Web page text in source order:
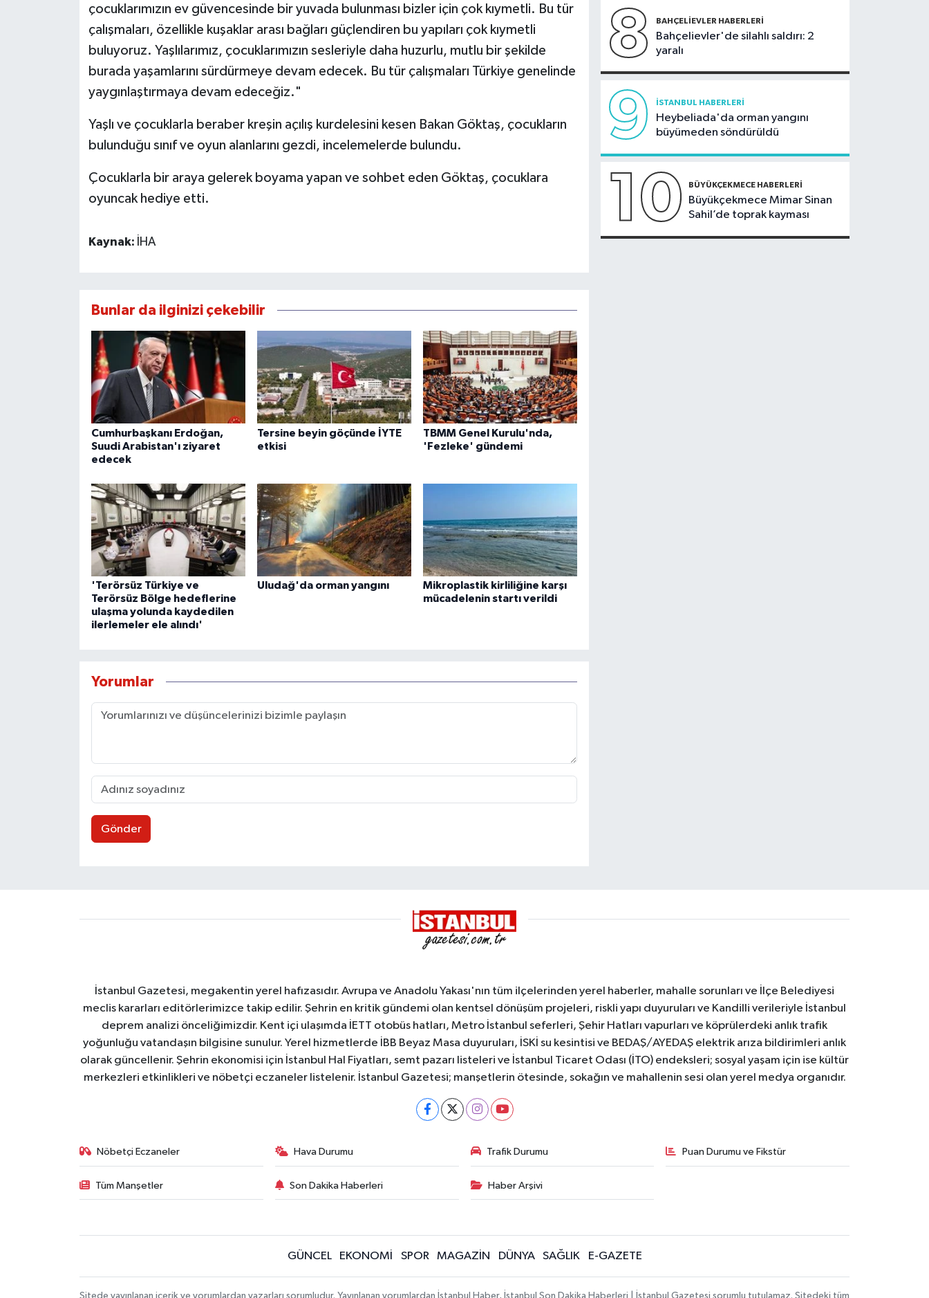
çocuklarımızın ev güvencesinde bir yuvada bulunması bizler için çok kıymetli. Bu tür
çalışmaları, özellikle kuşaklar arası bağları güçlendiren bu yapıları çok kıymetli
buluyoruz. Yaşlılarımız, çocuklarımızın sesleriyle daha huzurlu, mutlu bir şekilde
burada yaşamlarını sürdürmeye devam edecek. Bu tür çalışmaları Türkiye genelinde
yaygınlaştırmaya devam edeceğiz."
Yaşlı ve çocuklarla beraber kreşin açılış kurdelesini kesen Bakan Göktaş, çocukların
bulunduğu sınıf ve oyun alanlarını gezdi, incelemelerde bulundu.
Çocuklarla bir araya gelerek boyama yapan ve sohbet eden Göktaş, çocuklara
oyuncak hediye etti.
Kaynak: İHA
Bunlar da ilginizi çekebilir
Cumhurbaşkanı Erdoğan,
Suudi Arabistan'ı ziyaret
edecek
Tersine beyin göçünde İYTE
etkisi
TBMM Genel Kurulu'nda,
'Fezleke' gündemi
'Terörsüz Türkiye ve
Terörsüz Bölge hedeflerine
ulaşma yolunda kaydedilen
ilerlemeler ele alındı'
Uludağ'da orman yangını
Mikroplastik kirliliğine karşı
mücadelenin startı verildi
Yorumlar
Gönder
8 BAHÇELIEVLER HABERLERI
Bahçelievler'de silahlı saldırı: 2
yaralı
9 İSTANBUL HABERLERI
Heybeliada'da orman yangını
büyümeden söndürüldü
10 BÜYÜKÇEKMECE HABERLERI
Büyükçekmece Mimar Sinan
Sahil’de toprak kayması
İstanbul Gazetesi, megakentin yerel hafızasıdır. Avrupa ve Anadolu Yakası'nın tüm ilçelerinden yerel haberler, mahalle sorunları ve İlçe Belediyesi
meclis kararları editörlerimizce takip edilir. Şehrin en kritik gündemi olan kentsel dönüşüm projeleri, riskli yapı duyuruları ve Kandilli verileriyle İstanbul
deprem analizi önceliğimizdir. Kent içi ulaşımda İETT otobüs hatları, Metro İstanbul seferleri, Şehir Hatları vapurları ve köprülerdeki anlık trafik
yoğunluğu vatandaşın bilgisine sunulur. Yerel hizmetlerde İBB Beyaz Masa duyuruları, İSKİ su kesintisi ve BEDAŞ/AYEDAŞ elektrik arıza bildirimleri anlık
olarak güncellenir. Şehrin ekonomisi için İstanbul Hal Fiyatları, semt pazarı listeleri ve İstanbul Ticaret Odası (İTO) endeksleri; sosyal yaşam için ise kültür
merkezleri etkinlikleri ve nöbetçi eczaneler listelenir. İstanbul Gazetesi; manşetlerin ötesinde, sokağın ve mahallenin sesi olan yerel medya organıdır.
Nöbetçi Eczaneler Hava Durumu Trafik Durumu Puan Durumu ve Fikstür
Tüm Manşetler Son Dakika Haberleri Haber Arşivi
GÜNCEL EKONOMİ SPOR MAGAZİN DÜNYA SAĞLIK E-GAZETE
Sitede yayınlanan içerik ve yorumlardan yazarları sorumludur. Yayınlanan yorumlardan İstanbul Haber, İstanbul Son Dakika Haberleri | İstanbul Gazetesi sorumlu tutulamaz. Sitedeki tüm